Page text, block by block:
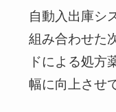
自動入出庫シ
組み合わせた
ドによる処方
幅に向上させ